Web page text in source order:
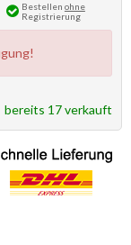
Bestellen ohne
Registrierung
bereits 17 verkauft